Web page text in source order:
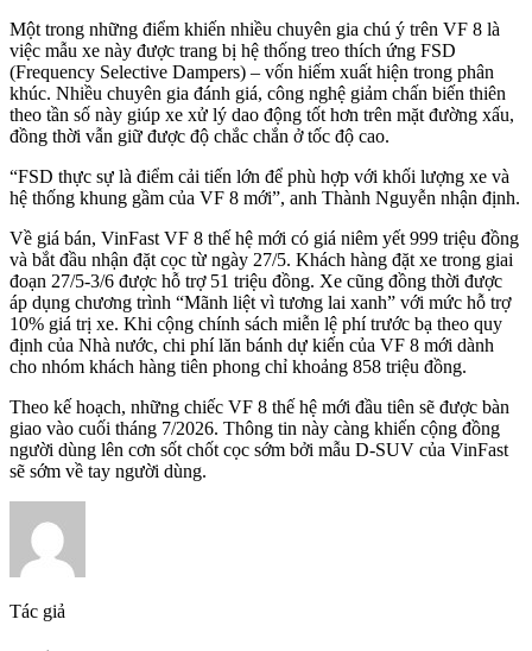
Một trong những điểm khiến nhiều chuyên gia chú ý trên VF 8 là
việc mẫu xe này được trang bị hệ thống treo thích ứng FSD
(Frequency Selective Dampers) – vốn hiếm xuất hiện trong phân
khúc. Nhiều chuyên gia đánh giá, công nghệ giảm chấn biến thiên
theo tần số này giúp xe xử lý dao động tốt hơn trên mặt đường xấu,
đồng thời vẫn giữ được độ chắc chắn ở tốc độ cao.
“FSD thực sự là điểm cải tiến lớn để phù hợp với khối lượng xe và
hệ thống khung gầm của VF 8 mới”, anh Thành Nguyễn nhận định.
Về giá bán, VinFast VF 8 thế hệ mới có giá niêm yết 999 triệu đồng
và bắt đầu nhận đặt cọc từ ngày 27/5. Khách hàng đặt xe trong giai
đoạn 27/5-3/6 được hỗ trợ 51 triệu đồng. Xe cũng đồng thời được
áp dụng chương trình “Mãnh liệt vì tương lai xanh” với mức hỗ trợ
10% giá trị xe. Khi cộng chính sách miễn lệ phí trước bạ theo quy
định của Nhà nước, chi phí lăn bánh dự kiến của VF 8 mới dành
cho nhóm khách hàng tiên phong chỉ khoảng 858 triệu đồng.
Theo kế hoạch, những chiếc VF 8 thế hệ mới đầu tiên sẽ được bàn
giao vào cuối tháng 7/2026. Thông tin này càng khiến cộng đồng
người dùng lên cơn sốt chốt cọc sớm bởi mẫu D-SUV của VinFast
sẽ sớm về tay người dùng.
Tác giả